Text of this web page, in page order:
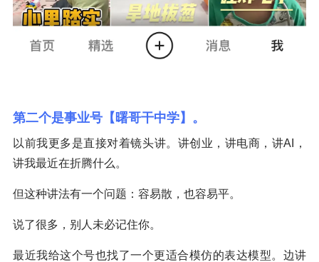
第二个是事业号【曙哥干中学】。
以前我更多是直接对着镜头讲。讲创业，讲电商，讲AI，
讲我最近在折腾什么。
但这种讲法有一个问题：容易散，也容易平。
说了很多，别人未必记住你。
最近我给这个号也找了一个更适合模仿的表达模型。边讲